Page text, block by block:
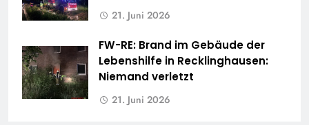
21. Juni 2026
FW-RE: Brand im Gebäude der
Lebenshilfe in Recklinghausen:
Niemand verletzt
21. Juni 2026